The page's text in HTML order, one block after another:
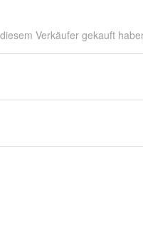
Verkäufer gekauft